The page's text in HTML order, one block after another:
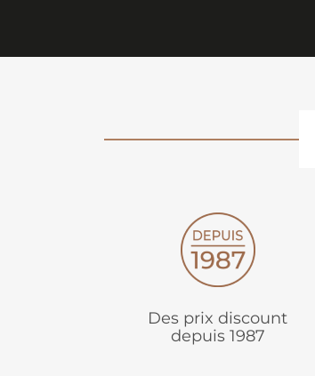
Des prix discount
depuis 1987